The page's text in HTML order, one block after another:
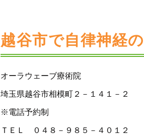
越谷市で自律神経
オーラウェーブ療術院
埼玉県越谷市相模町２－１４１－２
※電話予約制
ＴＥＬ ０４８－９８５－４０１２